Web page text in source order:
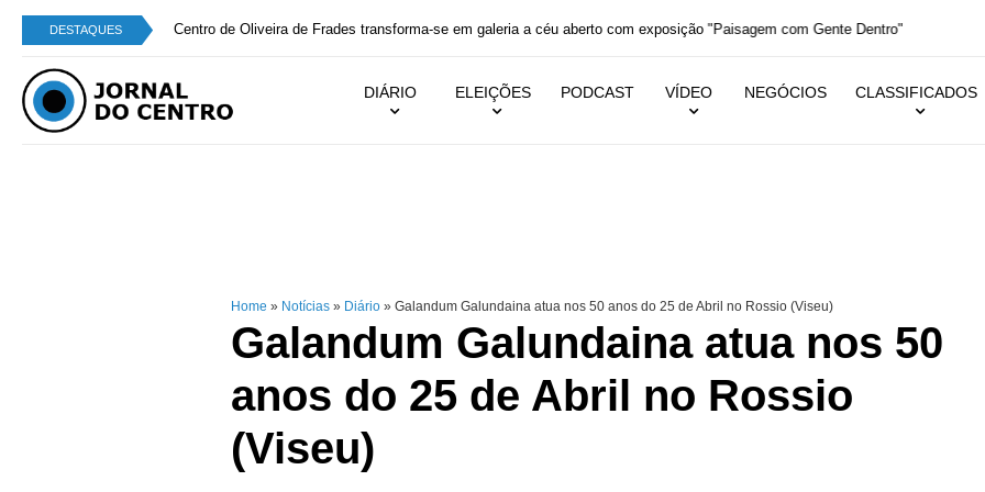
DESTAQUES Centro de Oliveira de Frades transforma-se em galeria a céu aberto com exposição "Paisagem com Gente Dentro"
DIÁRIO ELEIÇÕES PODCAST VÍDEO NEGÓCIOS CLASSIFICADOS
Home » Notícias » Diário » Galandum Galundaina atua nos 50 anos do 25 de Abril no Rossio (Viseu)
Galandum Galundaina atua nos 50
anos do 25 de Abril no Rossio
(Viseu)